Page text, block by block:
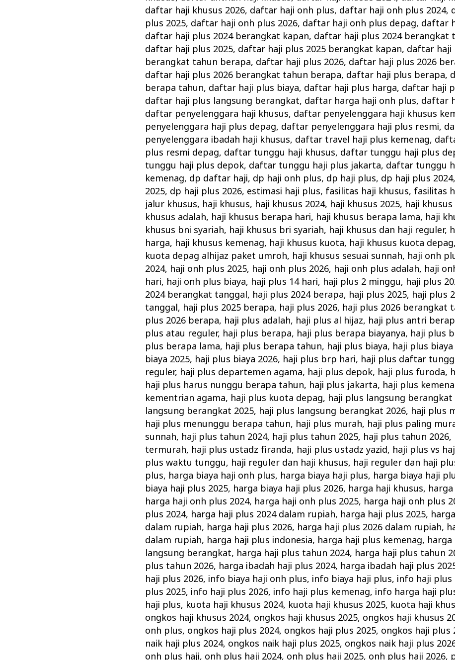
daftar haji khusus 2026, daftar haji onh plus, daftar haji onh plus 2024,
plus 2025, daftar haji onh plus 2026, daftar haji onh plus depag, daftar
daftar haji plus 2024 berangkat kapan, daftar haji plus 2024 berangkat
daftar haji plus 2025, daftar haji plus 2025 berangkat kapan, daftar haji
berangkat tahun berapa, daftar haji plus 2026, daftar haji plus 2026
daftar haji plus 2026 berangkat tahun berapa, daftar haji plus berapa,
berapa tahun, daftar haji plus biaya, daftar haji plus harga, daftar haji
daftar haji plus langsung berangkat, daftar harga haji onh plus, daftar
daftar penyelenggara haji khusus, daftar penyelenggara haji khusus
penyelenggara haji plus depag, daftar penyelenggara haji plus resmi,
penyelenggara ibadah haji khusus, daftar travel haji plus kemenag,
plus resmi depag, daftar tunggu haji khusus, daftar tunggu haji plus
tunggu haji plus depok, daftar tunggu haji plus jakarta, daftar tunggu
kemenag, dp daftar haji, dp haji onh plus, dp haji plus, dp haji plus 2024,
2025, dp haji plus 2026, estimasi haji plus, fasilitas haji khusus, fasilitas
jalur khusus, haji khusus, haji khusus 2024, haji khusus 2025, haji khusus
khusus adalah, haji khusus berapa hari, haji khusus berapa lama, haji
khusus bni syariah, haji khusus bri syariah, haji khusus dan haji reguler,
harga, haji khusus kemenag, haji khusus kuota, haji khusus kuota depag,
kuota depag alhijaz paket umroh, haji khusus sesuai sunnah, haji onh
2024, haji onh plus 2025, haji onh plus 2026, haji onh plus adalah, haji
hari, haji onh plus biaya, haji plus 14 hari, haji plus 2 minggu, haji plus
2024 berangkat tanggal, haji plus 2024 berapa, haji plus 2025, haji plus
tanggal, haji plus 2025 berapa, haji plus 2026, haji plus 2026 berangkat
plus 2026 berapa, haji plus adalah, haji plus al hijaz, haji plus antri
plus atau reguler, haji plus berapa, haji plus berapa biayanya, haji plus
plus berapa lama, haji plus berapa tahun, haji plus biaya, haji plus biaya
biaya 2025, haji plus biaya 2026, haji plus brp hari, haji plus daftar
reguler, haji plus departemen agama, haji plus depok, haji plus furoda,
haji plus harus nunggu berapa tahun, haji plus jakarta, haji plus
kementrian agama, haji plus kuota depag, haji plus langsung berangkat
langsung berangkat 2025, haji plus langsung berangkat 2026, haji plus
haji plus menunggu berapa tahun, haji plus murah, haji plus paling
sunnah, haji plus tahun 2024, haji plus tahun 2025, haji plus tahun 2026,
termurah, haji plus ustadz firanda, haji plus ustadz yazid, haji plus vs
plus waktu tunggu, haji reguler dan haji khusus, haji reguler dan haji
plus, harga biaya haji onh plus, harga biaya haji plus, harga biaya haji
biaya haji plus 2025, harga biaya haji plus 2026, harga haji khusus,
harga haji onh plus 2024, harga haji onh plus 2025, harga haji onh plus
plus 2024, harga haji plus 2024 dalam rupiah, harga haji plus 2025,
dalam rupiah, harga haji plus 2026, harga haji plus 2026 dalam rupiah,
dalam rupiah, harga haji plus indonesia, harga haji plus kemenag, harga
langsung berangkat, harga haji plus tahun 2024, harga haji plus tahun
plus tahun 2026, harga ibadah haji plus 2024, harga ibadah haji plus
haji plus 2026, info biaya haji onh plus, info biaya haji plus, info haji plus
plus 2025, info haji plus 2026, info haji plus kemenag, info harga haji
haji plus, kuota haji khusus 2024, kuota haji khusus 2025, kuota haji
ongkos haji khusus 2024, ongkos haji khusus 2025, ongkos haji khusus
onh plus, ongkos haji plus 2024, ongkos haji plus 2025, ongkos haji plus
naik haji plus 2024, ongkos naik haji plus 2025, ongkos naik haji plus
onh plus haji, onh plus haji 2024, onh plus haji 2025, onh plus haji 2026,